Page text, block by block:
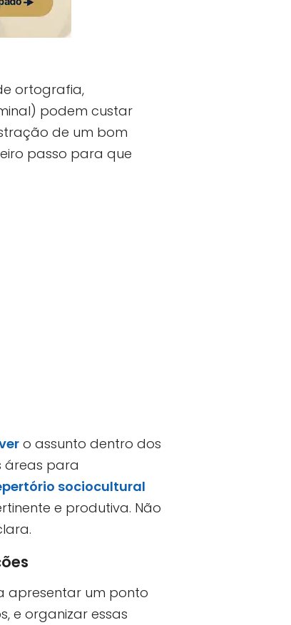
ortografia,
podem custar
de um bom
passo para que
o assunto dentro dos
áreas para
sociocultural
e produtiva. Não
apresentar um ponto
e organizar essas